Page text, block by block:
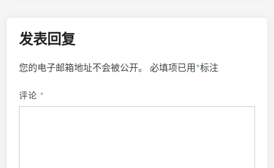
发表回复
您的电子邮箱地址不会被公开。 必填项已用*标注
评论 *